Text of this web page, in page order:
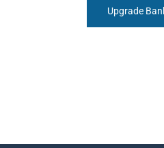
Upgrade